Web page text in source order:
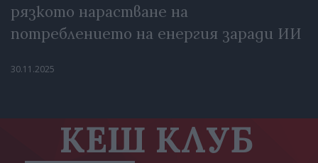
рязкото нарастване на
потреблението на енергия заради ИИ
30.11.2025
КЕШ КЛУБ